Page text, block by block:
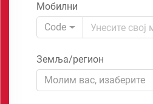
Мобилни
Code
Земља/регион
Молим вас, изаберите